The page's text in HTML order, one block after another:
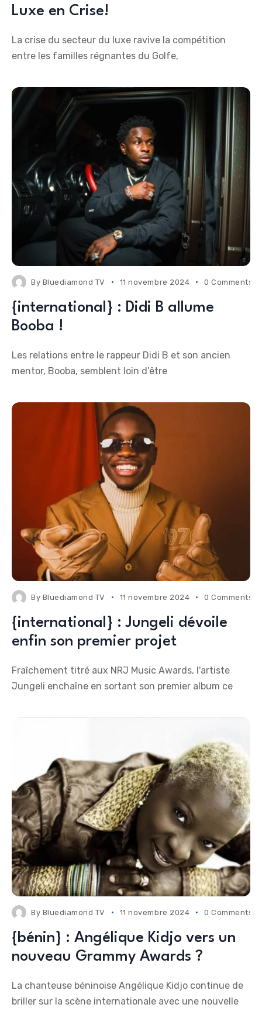
Luxe en Crise!
La crise du secteur du luxe ravive la compétition
entre les familles régnantes du Golfe,
By Bluediamond TV 11 novembre 2024 0 Comments
{international} : Didi B allume
Booba !
Les relations entre le rappeur Didi B et son ancien
mentor, Booba, semblent loin d’être
By Bluediamond TV 11 novembre 2024 0 Comments
{international} : Jungeli dévoile
enfin son premier projet
Fraîchement titré aux NRJ Music Awards, l'artiste
Jungeli enchaîne en sortant son premier album ce
By Bluediamond TV 11 novembre 2024 0 Comments
{bénin} : Angélique Kidjo vers un
nouveau Grammy Awards ?
La chanteuse béninoise Angélique Kidjo continue de
briller sur la scène internationale avec une nouvelle